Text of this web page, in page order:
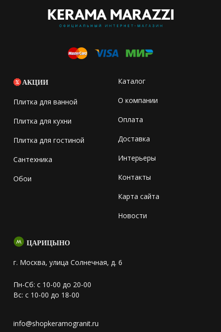
АКЦИИ
Плитка для ванной
Плитка для кухни
Плитка для гостиной
Сантехника
Обои
Каталог
О компании
Оплата
Доставка
Интерьеры
Контакты
Карта сайта
Новости
ЦАРИЦЫНО
г. Москва, улица Солнечная, д. 6
Пн-Сб: с 10-00 до 20-00
Вс: с 10-00 до 18-00
info@shopkeramogranit.ru